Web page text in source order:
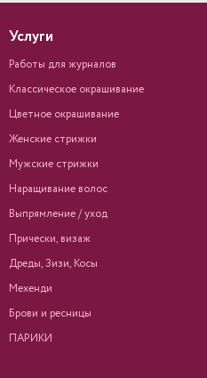
Услуги
Работы для журналов
Классическое окрашивание
Цветное окрашивание
Женские стрижки
Мужские стрижки
Наращивание волос
Выпрямление / уход
Прически, визаж
Дреды, Зизи, Косы
Мехенди
Брови и ресницы
ПАРИКИ